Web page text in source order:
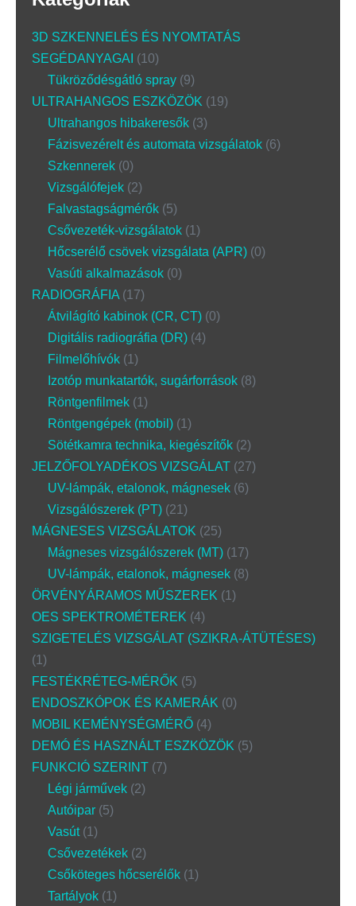
3D SZKENNELÉS ÉS NYOMTATÁS
SEGÉDANYAGAI
10
Tükröződésgátló spray 9
ULTRAHANGOS ESZKÖZÖK
19
Ultrahangos hibakeresők 3
Fázisvezérelt és automata vizsgálatok 6
Szkennerek 0
Vizsgálófejek 2
Falvastagságmérők 5
Csővezeték-vizsgálatok 1
Hőcserélő csövek vizsgálata (APR) 0
Vasúti alkalmazások 0
RADIOGRÁFIA 17
Átvilágító kabinok (CR, CT) 0
Digitális radiográfia (DR) 4
Filmelőhívók 1
Izotóp munkatartók, sugárforrások 8
Röntgenfilmek 1
Röntgengépek (mobil) 1
Sötétkamra technika, kiegészítők 2
JELZŐFOLYADÉKOS VIZSGÁLAT 27
UV-lámpák, etalonok, mágnesek 6
Vizsgálószerek (PT) 21
MÁGNESES VIZSGÁLATOK
25
Mágneses vizsgálószerek (MT) 17
UV-lámpák, etalonok, mágnesek 8
ÖRVÉNYÁRAMOS MŰSZEREK
1
OES SPEKTROMÉTEREK 4
SZIGETELÉS VIZSGÁLAT (SZIKRA-ÁTÜTÉSES)
1
FESTÉKRÉTEG-MÉRŐK
5
ENDOSZKÓPOK ÉS KAMERÁK
0
MOBIL KEMÉNYSÉGMÉRŐ 4
DEMÓ ÉS HASZNÁLT ESZKÖZÖK
5
FUNKCIÓ SZERINT 7
Légi járművek 2
Autóipar 5
Vasút 1
Csővezetékek 2
Csőköteges hőcserélők 1
Tartályok 1